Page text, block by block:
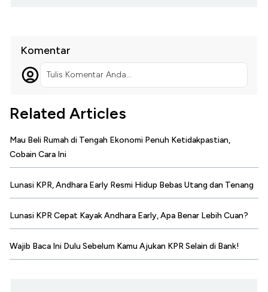
Komentar
Tulis Komentar Anda...
Related Articles
Mau Beli Rumah di Tengah Ekonomi Penuh Ketidakpastian,
Cobain Cara Ini
Lunasi KPR, Andhara Early Resmi Hidup Bebas Utang dan Tenang
Lunasi KPR Cepat Kayak Andhara Early, Apa Benar Lebih Cuan?
Wajib Baca Ini Dulu Sebelum Kamu Ajukan KPR Selain di Bank!